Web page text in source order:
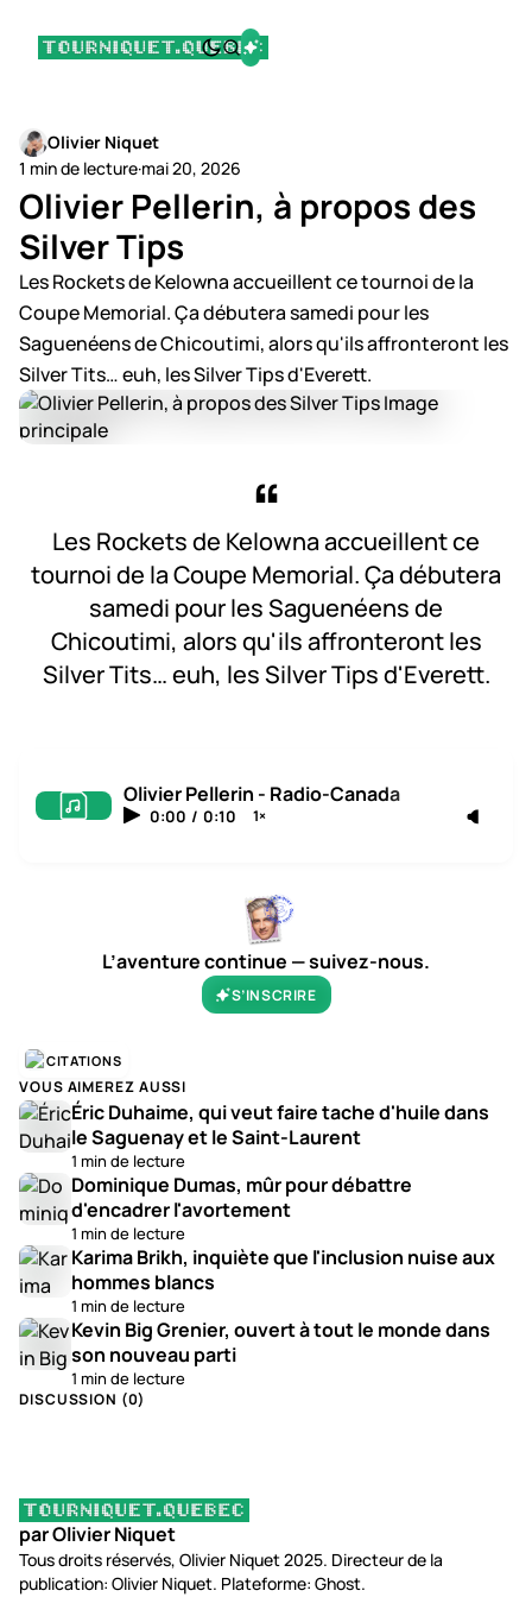
Olivier Niquet
1 min de lecture·mai 20, 2026
Olivier Pellerin, à propos des
Silver Tips
Les Rockets de Kelowna accueillent ce tournoi de la
Coupe Memorial. Ça débutera samedi pour les
Saguenéens de Chicoutimi, alors qu'ils affronteront les
Silver Tits… euh, les Silver Tips d'Everett.
Les Rockets de Kelowna accueillent ce
tournoi de la Coupe Memorial. Ça débutera
samedi pour les Saguenéens de
Chicoutimi, alors qu'ils affronteront les
Silver Tits… euh, les Silver Tips d'Everett.
Olivier Pellerin - Radio-Canada
0:00 / 0:10 1×
L’aventure continue — suivez-nous.
S’INSCRIRE
CITATIONS
VOUS AIMEREZ AUSSI
Éric Duhaime, qui veut faire tache d'huile dans
le Saguenay et le Saint-Laurent
1 min de lecture
Dominique Dumas, mûr pour débattre
d'encadrer l'avortement
1 min de lecture
Karima Brikh, inquiète que l'inclusion nuise aux
hommes blancs
1 min de lecture
Kevin Big Grenier, ouvert à tout le monde dans
son nouveau parti
1 min de lecture
DISCUSSION (0)
par Olivier Niquet
Tous droits réservés, Olivier Niquet 2025. Directeur de la
publication: Olivier Niquet. Plateforme: Ghost.